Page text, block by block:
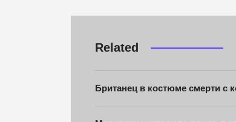
Related
Британец в костюме смерти с